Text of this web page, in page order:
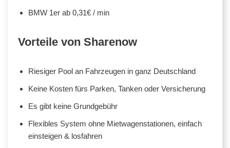
BMW 1er ab 0,31€ / min
Vorteile von Sharenow
Riesiger Pool an Fahrzeugen in ganz Deutschland
Keine Kosten fürs Parken, Tanken oder Versicherung
Es gibt keine Grundgebühr
Flexibles System ohne Mietwagenstationen, einfach
einsteigen & losfahren